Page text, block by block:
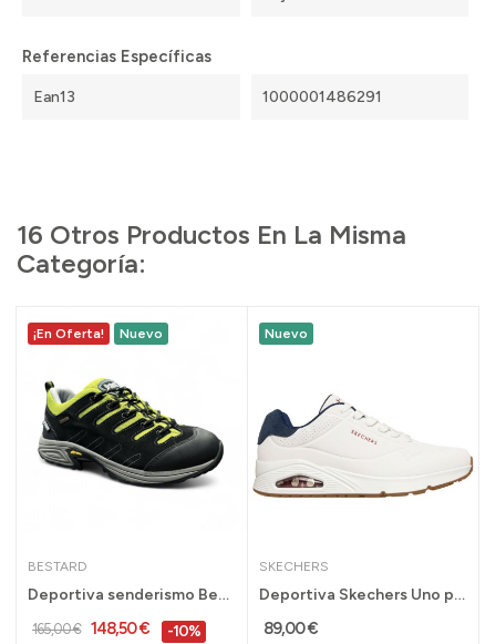
Referencias Específicas
Ean13 1000001486291
16 Otros Productos En La Misma
Categoría:
¡En Oferta! Nuevo
BESTARD
Deportiva senderismo Bestard Cami Gore Tex para...
165,00 € 148,50 € -10%
Nuevo
SKECHERS
Deportiva Skechers Uno para hombre con cámara...
89,00 €